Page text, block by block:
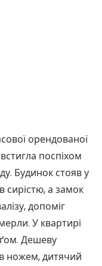
орендованої
поспіхом
Будинок стояв у
сирістю, а замок
допоміг
У квартирі
Дешеву
ножем, дитячий